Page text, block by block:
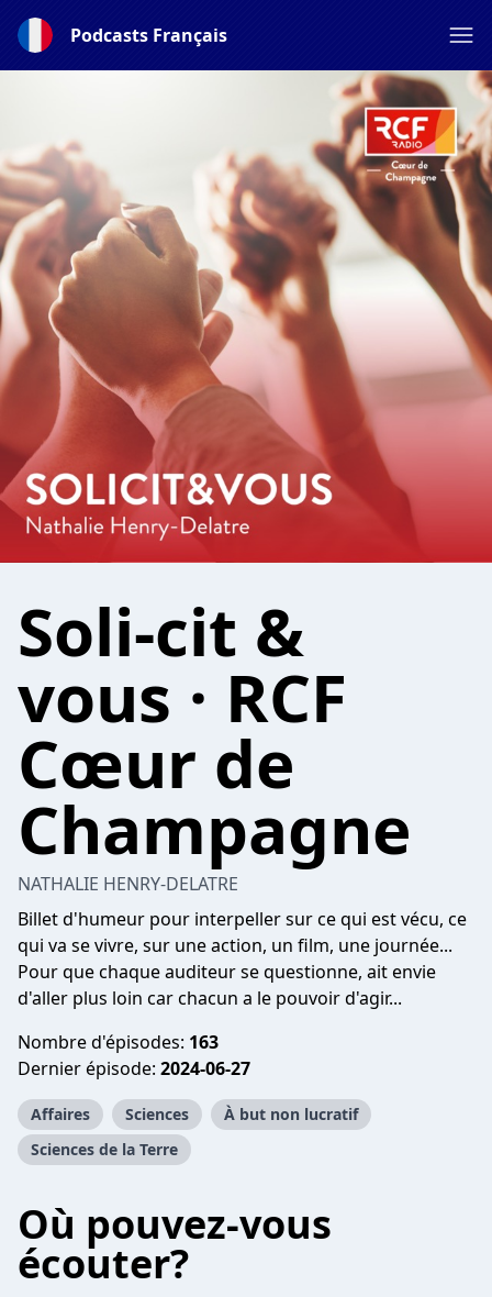
Podcasts Français
Soli-cit &
vous · RCF
Cœur de
Champagne
NATHALIE HENRY-DELATRE
Billet d'humeur pour interpeller sur ce qui est vécu, ce
qui va se vivre, sur une action, un film, une journée...
Pour que chaque auditeur se questionne, ait envie
d'aller plus loin car chacun a le pouvoir d'agir...
Nombre d'épisodes: 163
Dernier épisode: 2024-06-27
Affaires Sciences
À but non lucratif
Sciences de la Terre
Où pouvez-vous
écouter?